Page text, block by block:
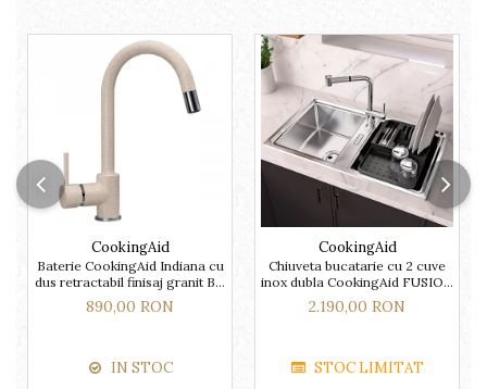
CookingAid
Baterie CookingAid Indiana cu
dus retractabil finisaj granit Bej
Pigmentat / Avena
890,00 RON
IN STOC
CookingAid
Chiuveta bucatarie cu 2 cuve
inox dubla CookingAid FUSION
86BB
2.190,00 RON
STOC LIMITAT